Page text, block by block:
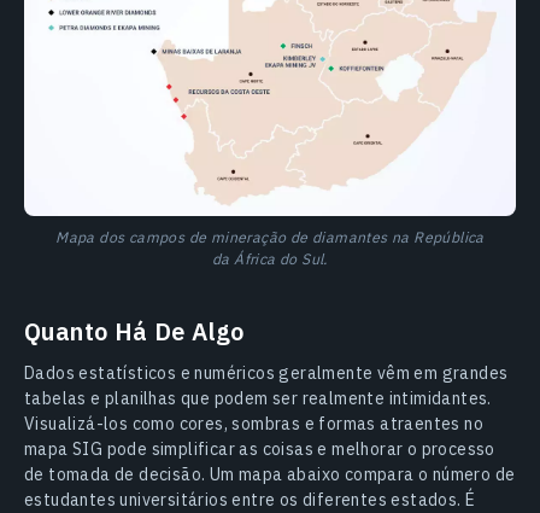
Mapa dos campos de mineração de diamantes na República
da África do Sul.
Quanto Há De Algo
Dados estatísticos e numéricos geralmente vêm em grandes
tabelas e planilhas que podem ser realmente intimidantes.
Visualizá-los como cores, sombras e formas atraentes no
mapa SIG pode simplificar as coisas e melhorar o processo
de tomada de decisão. Um mapa abaixo compara o número de
estudantes universitários entre os diferentes estados. É